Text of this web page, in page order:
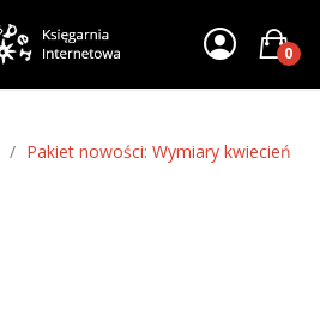
0
Pakiet nowości: Wymiary kwiecień